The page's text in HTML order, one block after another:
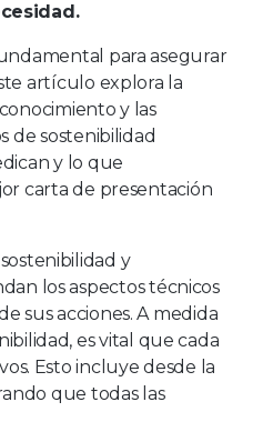
para asegurar
artículo explora la
y las
de sostenibilidad
y lo que
carta de presentación
y
los aspectos técnicos
sus acciones. A medida
es vital que cada
Esto incluye desde la
que todas las